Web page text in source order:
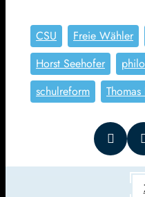
CSU Freie Wähler
Horst Seehofer
schulreform